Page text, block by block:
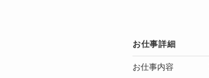
お仕事詳細
お仕事内容